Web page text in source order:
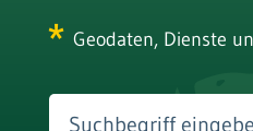
Geodaten, Dienste